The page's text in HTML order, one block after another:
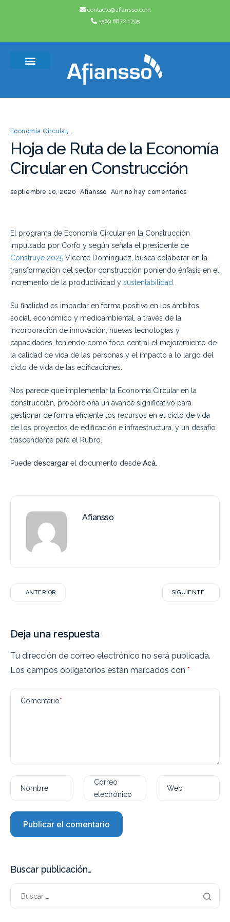
contacto@afiansso.com
+569 6872 1795
Economía Circular,,
Hoja de Ruta de la Economía
Circular en Construcción
septiembre 10, 2020 Afiansso Aún no hay comentarios
El programa de Economía Circular en la Construcción
impulsado por Corfo y según señala el presidente de
Construye 2025 Vicente Dominguez, busca colaborar en la
transformación del sector construcción poniendo énfasis en el
incremento de la productividad y sustentabilidad.
Su finalidad es impactar en forma positiva en los ámbitos
social, económico y medioambiental, a través de la
incorporación de innovación, nuevas tecnologías y
capacidades, teniendo como foco central el mejoramiento de
la calidad de vida de las personas y el impacto a lo largo del
ciclo de vida de las edificaciones.
Nos parece que implementar la Economía Circular en la
construcción, proporciona un avance significativo para
gestionar de forma eficiente los recursos en el ciclo de vida
de los proyectos de edificación e infraestructura, y un desafío
trascendente para el Rubro.
Puede descargar el documento desde Acá.
Afiansso
ANTERIOR SIGUIENTE
Deja una respuesta
Tu dirección de correo electrónico no será publicada.
Los campos obligatorios están marcados con *
Comentario*
Nombre
Correo
electrónico
Web
Buscar publicación…